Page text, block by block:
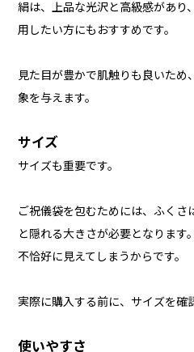
絹は、上品な光沢と高級感があり
用したい方にもおすすめです。
見た目が豊かで肌触りも良いため
象を与えます。
サイズ
サイズも重要です。
ご祝儀袋を包むためには、ふくさ
と隠れる大きさが必要となります
不恰好に見えてしまうからです。
実際に購入する前に、サイズを確
使いやすさ